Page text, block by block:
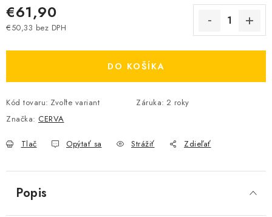
€61,90
€50,33 bez DPH
DO KOŠÍKA
Kód tovaru: Zvoľte variant Záruka: 2 roky
Značka: CERVA
Tlač Opýtať sa Strážiť Zdieľať
Popis